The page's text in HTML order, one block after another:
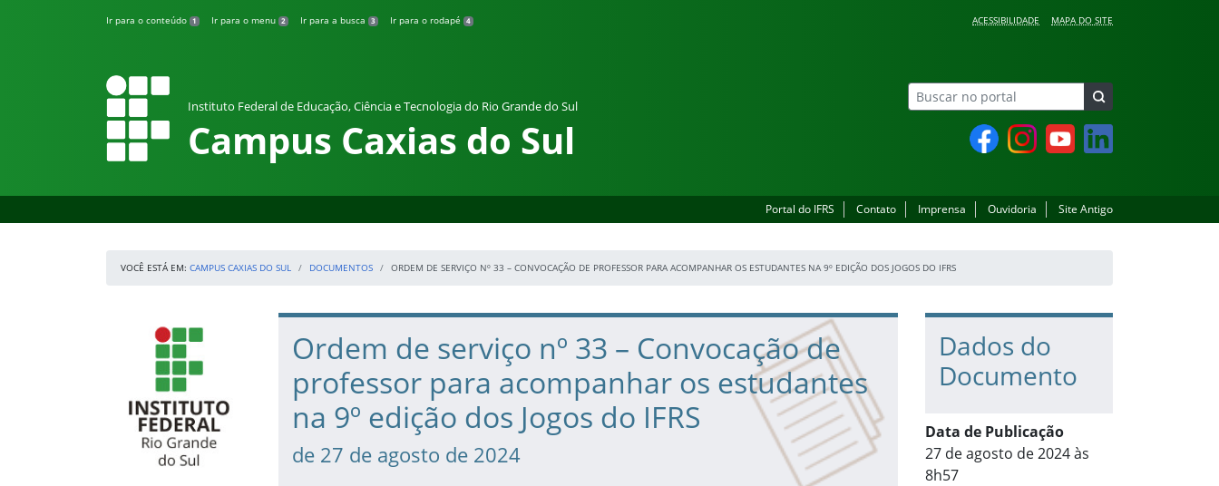
Ir para o conteúdo 1 Ir para o menu 2 Ir para a busca 3 Ir para o rodapé 4 ACESSIBILIDADE MAPA DO SITE
Instituto Federal de Educação, Ciência e Tecnologia do Rio Grande do Sul
Campus Caxias do Sul FacebookInstagramYouTube LinkedIn
Portal do IFRS Contato Imprensa Ouvidoria Site Antigo
VOCÊ ESTÁ EM: CAMPUS CAXIAS DO SUL DOCUMENTOS ORDEM DE SERVIÇO Nº 33 – CONVOCAÇÃO DE PROFESSOR PARA ACOMPANHAR OS ESTUDANTES NA 9º EDIÇÃO DOS JOGOS DO IFRS
Início da navegação Início do conteúdo
Ordem de serviço nº 33 – Convocação de
professor para acompanhar os estudantes
na 9º edição dos Jogos do IFRS
de 27 de agosto de 2024
Dados do
Documento
Data de Publicação
27 de agosto de 2024 às
8h57